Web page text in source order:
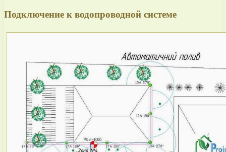
Подключение к водопроводной системе